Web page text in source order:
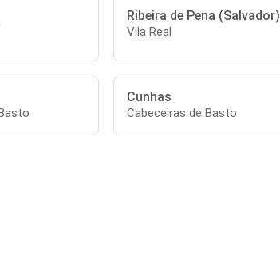
Ribeira de Pena (Salvador)
Vila Real
Cunhas
Cabeceiras de Basto